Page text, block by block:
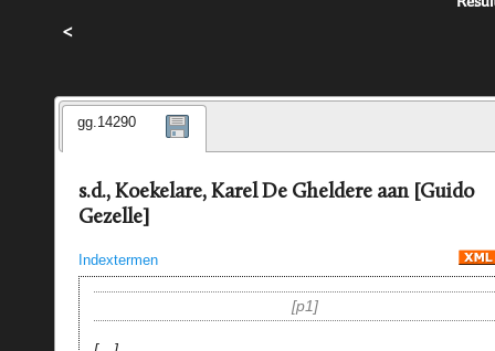
<
gg.14290
s.d., Koekelare, Karel De Gheldere aan [Guido
Gezelle]
Indextermen
p1